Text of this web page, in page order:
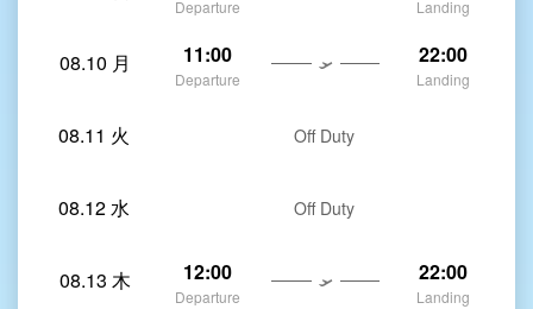
Departure Landing
08.10 月 11:00
Departure
22:00
Landing
08.11 火 Off Duty
08.12 水 Off Duty
08.13 木 12:00
Departure
22:00
Landing